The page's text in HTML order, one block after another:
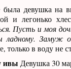
девушка на
и легонько
Пусть и моя
Замуж
только в воду не
ивы Девушка 30